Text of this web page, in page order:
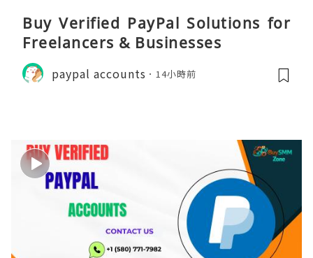
Buy Verified PayPal Solutions for
Freelancers & Businesses
paypal accounts 14小時前